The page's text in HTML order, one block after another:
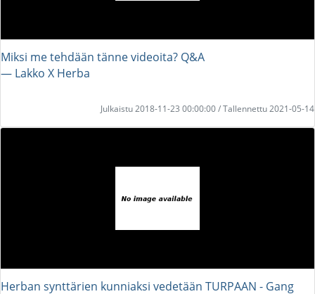
Miksi me tehdään tänne videoita? Q&A
― Lakko X Herba
Julkaistu 2018-11-23 00:00:00 / Tallennettu 2021-05-14
Herban synttärien kunniaksi vedetään TURPAAN - Gang